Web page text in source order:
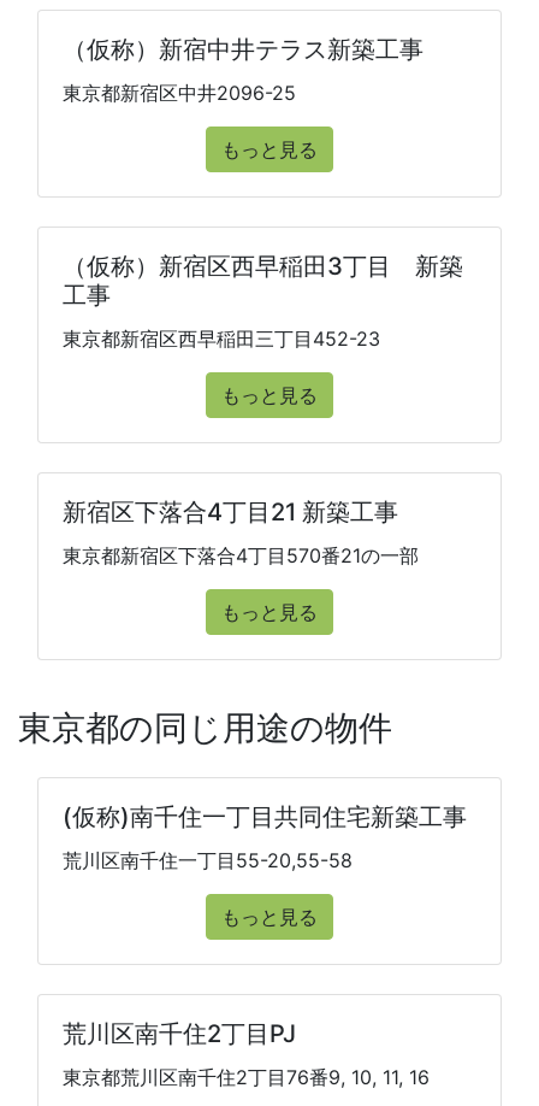
（仮称）新宿中井テラス新築工事
東京都新宿区中井2096-25
もっと見る
（仮称）新宿区西早稲田3丁目 新築
工事
東京都新宿区西早稲田三丁目452-23
もっと見る
新宿区下落合4丁目21 新築工事
東京都新宿区下落合4丁目570番21の一部
もっと見る
東京都の同じ用途の物件
(仮称)南千住一丁目共同住宅新築工事
荒川区南千住一丁目55-20,55-58
もっと見る
荒川区南千住2丁目PJ
東京都荒川区南千住2丁目76番9, 10, 11, 16